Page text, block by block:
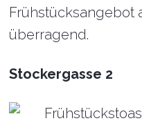
Frühstücksangebot
überragend.
Stockergasse 2